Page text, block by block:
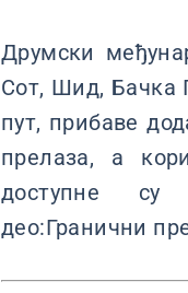
Друмски
Сот, Шид, Бачка
пут, прибаве
прелаза, а
доступне
део:Гранични